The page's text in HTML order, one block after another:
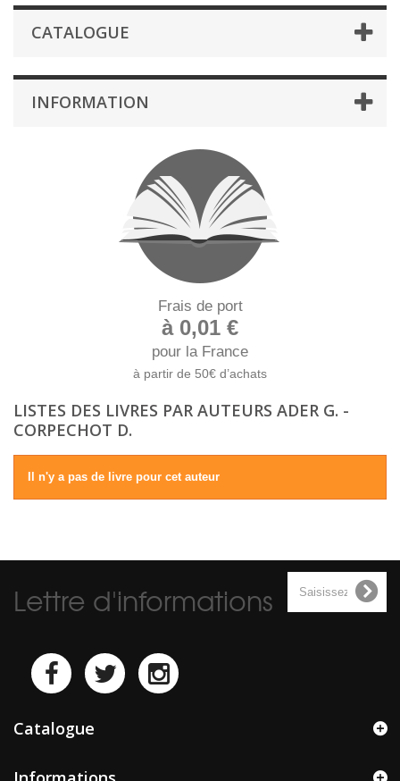
CATALOGUE
INFORMATION
Frais de port
à 0,01 €
pour la France
à partir de 50€ d’achats
LISTES DES LIVRES PAR AUTEURS ADER G. -
CORPECHOT D.
Il n'y a pas de livre pour cet auteur
Lettre d'informations
Catalogue